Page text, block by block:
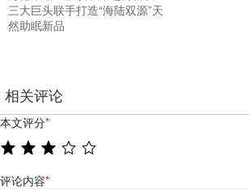
三大巨头联手打造“海陆双源”天
然助眠新品
相关评论
本文评分*
评论内容*